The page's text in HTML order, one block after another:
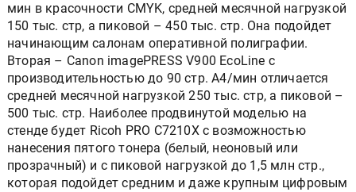
мин в красочности CMYK, средней месячной нагрузкой
150 тыс. стр, а пиковой – 450 тыс. стр. Она подойдет
начинающим салонам оперативной полиграфии.
Вторая – Canon imagePRESS V900 EcoLine с
производительностью до 90 стр. А4/мин отличается
средней месячной нагрузкой 250 тыс. стр, а пиковой –
500 тыс. стр. Наиболее продвинутой моделью на
стенде будет Ricoh PRO C7210X с возможностью
нанесения пятого тонера (белый, неоновый или
прозрачный) и с пиковой нагрузкой до 1,5 млн стр.,
которая подойдет средним и даже крупным цифровым